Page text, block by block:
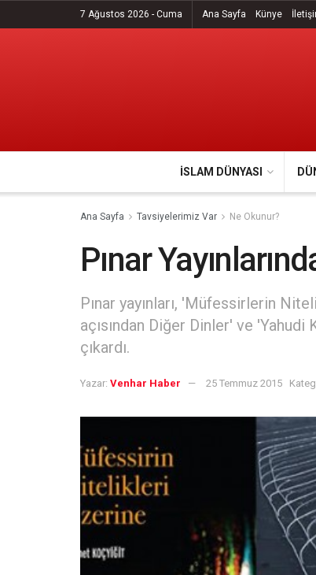
7 Ağustos 2026 - Cuma Ana Sayfa Künye
İSLAM DÜNYASI
Ana Sayfa Tavsiyelerimiz Var Ne Okunur?
Pınar
Pınar yayınları, 'Müfessirlerin
açısından Diğer Dinler' ve
çıkardı.
Yazar: Venhar Haber 25 Temmuz 2015